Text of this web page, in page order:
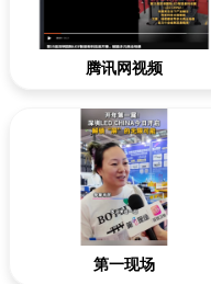
腾讯网视频
第一现场